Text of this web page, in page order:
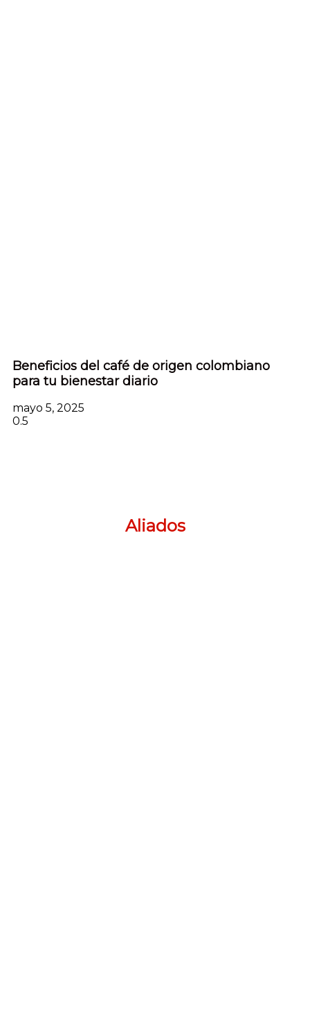
Beneficios del café de origen colombiano
para tu bienestar diario
mayo 5, 2025
Aliados